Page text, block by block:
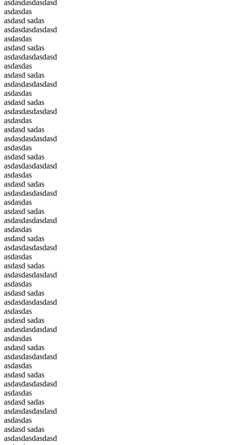
asdasdasdasdasd
asdasdas
asdasd sadas
asdasdasdasdasd
asdasdas
asdasd sadas
asdasdasdasdasd
asdasdas
asdasd sadas
asdasdasdasdasd
asdasdas
asdasd sadas
asdasdasdasdasd
asdasdas
asdasd sadas
asdasdasdasdasd
asdasdas
asdasd sadas
asdasdasdasdasd
asdasdas
asdasd sadas
asdasdasdasdasd
asdasdas
asdasd sadas
asdasdasdasdasd
asdasdas
asdasd sadas
asdasdasdasdasd
asdasdas
asdasd sadas
asdasdasdasdasd
asdasdas
asdasd sadas
asdasdasdasdasd
asdasdas
asdasd sadas
asdasdasdasdasd
asdasdas
asdasd sadas
asdasdasdasdasd
asdasdas
asdasd sadas
asdasdasdasdasd
asdasdas
asdasd sadas
asdasdasdasdasd
asdasdas
asdasd sadas
asdasdasdasdasd